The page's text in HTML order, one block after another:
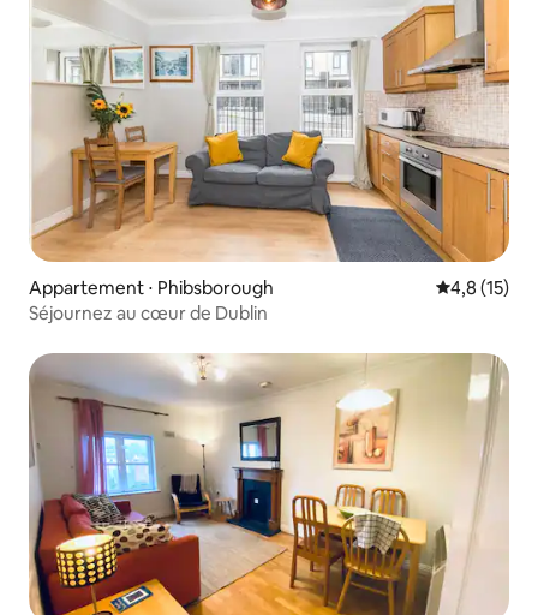
Appartement ⋅ Phibsborough Évaluation
4,8 (15)
Séjournez au cœur de Dublin